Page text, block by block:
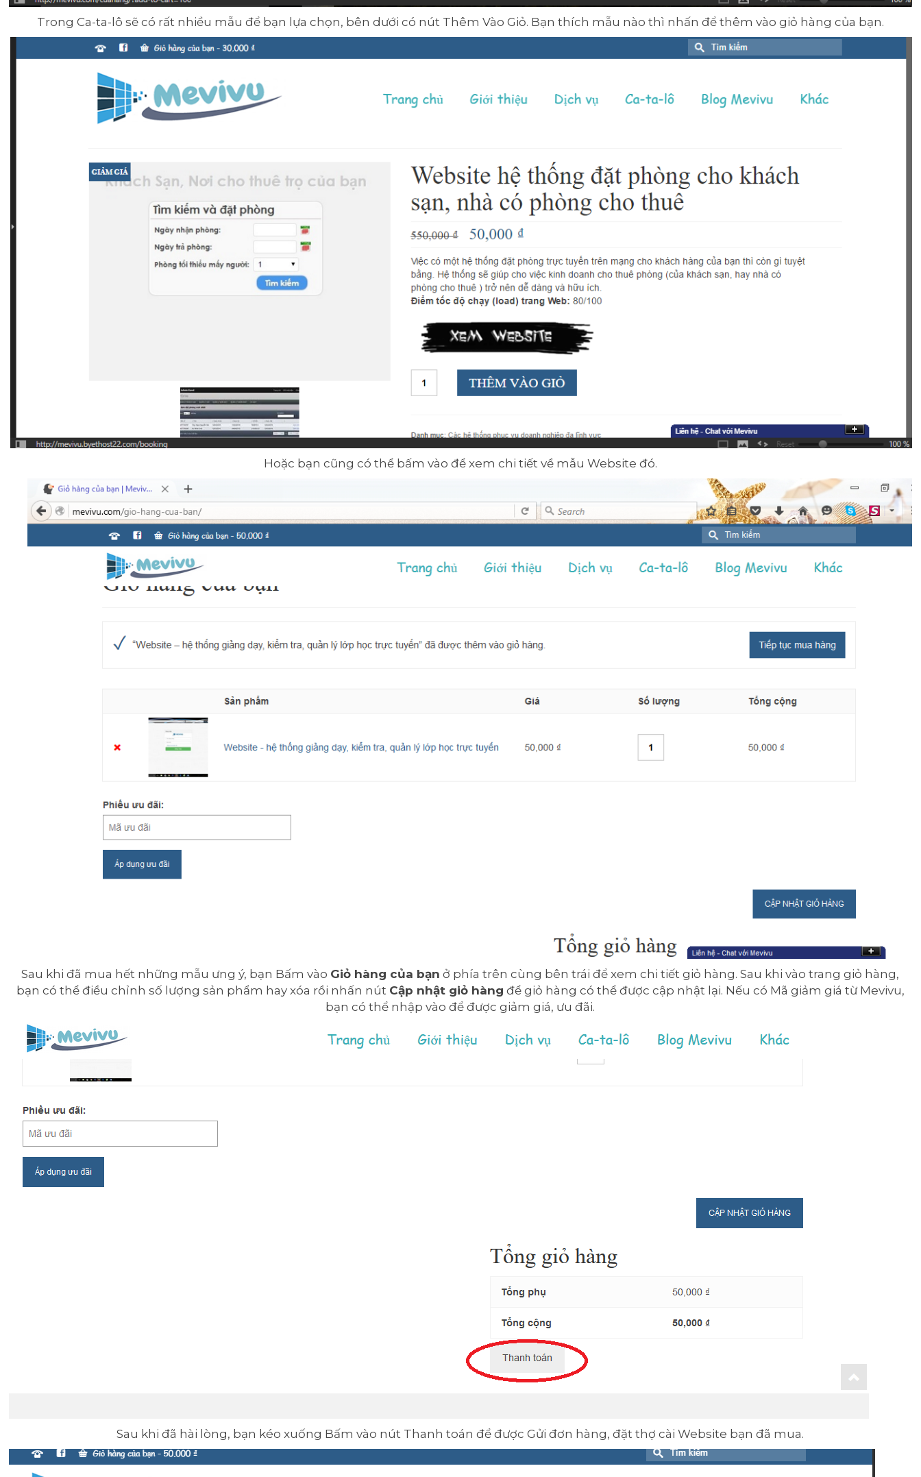
Trong Ca-ta-lô sẽ có rất nhiều mẫu để bạn lựa chọn, bên dưới có nút Thêm Vào Giỏ. Bạn thích mẫu nào thì nhấn để thêm vào giỏ hàng của bạn.
Hoặc bạn cũng có thể bấm vào để xem chi tiết về mẫu Website đó.
Sau khi đã mua hết những mẫu ưng ý, bạn Bấm vào Giỏ hàng của bạn ở phía trên cùng bên trái để xem chi tiết giỏ hàng. Sau khi vào trang giỏ hàng,
bạn có thể điều chỉnh số lượng sản phẩm hay xóa rồi nhấn nút Cập nhật giỏ hàng để giỏ hàng có thể được cập nhật lại. Nếu có Mã giảm giá từ Mevivu,
bạn có thể nhập vào để được giảm giá, ưu đãi.
Sau khi đã hài lòng, bạn kéo xuống Bấm vào nút Thanh toán để được Gửi đơn hàng, đặt thợ cài Website bạn đã mua.